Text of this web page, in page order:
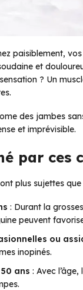
paisiblement,
et
? Un
des jambes
et imprévisible.
par ces
plus sujettes
: Durant la
peuvent
ou
inopinés.
ans : Avec